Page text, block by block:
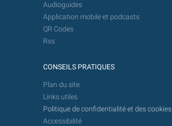
Audioguides
Application mobile et podcasts
QR Codes
Rss
CONSEILS PRATIQUES
Plan du site
Links utiles
Politique de confidentialité et des cookies
Accessibilité